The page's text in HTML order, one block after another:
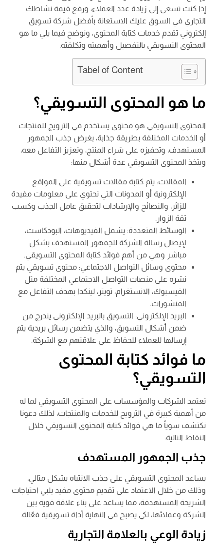
إذا كنت تسعى إلى زيادة عدد العملاء، ورفع قيمة نشاطك
التجاري في السوق عليك الاستعانة بأفضل شركة تسويق
إلكتروني تقدم خدمات كتابة المحتوى، ونوضح فيما يلي ما هو
المحتوى التسويقي بالتفصيل وأهميته وتكلفته.
Tabel of Content
ما هو المحتوى التسويقي؟
المحتوى التسويقي هو محتوى يستخدم في الترويج للمنتجات
أو الخدمات المختلفة بطريقة جذابة، بغرض جذب الجمهور
المستهدف، وتحفيزه على شراء المنتج، وتعزيز التفاعل معه،
ويتخذ المحتوى التسويقي عدة أشكال منها:
المقالات: يتم كتابة مقالات تسويقية على المواقع
الإلكترونية أو المدونات التي تحتوي على معلومات مفيدة
للزائر، والنصائح والإرشادات لتحقيق عامل الجذب وكسب
ثقة الزوار.
الوسائط المتعددة: يشمل الفيديوهات، البودكاست،
لإيصال رسالة الشركة للجمهور المستهدف بشكل
مباشر وهي من أهم فوائد كتابة المحتوى التسويقي.
محتوى وسائل التواصل الاجتماعي: محتوى تسويقي يتم
نشره على منصات التواصل الاجتماعي المختلفة مثل
الفيسبوك، الانستغرام، تويتر، لينكدا بهدف التفاعل مع
المنشورات.
البريد الإلكتروني: التسويق بالبريد الإلكتروني يندرج من
ضمن أشكال التسويق، والذي يتضمن رسائل بريدية يتم
إرسالها للعملاء للحفاظ على علاقتهم مع الشركة.
ما فوائد كتابة المحتوى
التسويقي؟
تعتمد الشركات والمؤسسات على المحتوى التسويقي لما له
من أهمية كبيرة في الترويج للخدمات والمنتجات، لذلك دعونا
نكتشف سوياً ما هي فوائد كتابة المحتوى التسويقي خلال
النقاط التالية:
جذب الجمهور المستهدف
يساعد المحتوى التسويقي على جذب الانتباه بشكل مثالي،
وذلك من خلال الاعتماد على تقديم محتوى مفيد يلبي احتياجات
الشريحة المستهدفة، مما يساعد على بناء علاقة قوية بين
الشركة وعملائها، لكي يصبح في النهاية أداة تسويقية فعّالة.
زيادة الوعي بالعلامة التجارية